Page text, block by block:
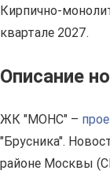
Кирпично-
квартале 2027.
Описание
ЖК "МОНС" –
"Брусника".
районе Москвы